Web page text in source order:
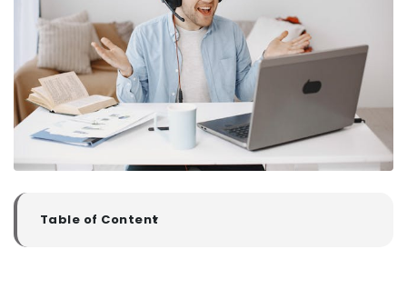
Table of Content
▼